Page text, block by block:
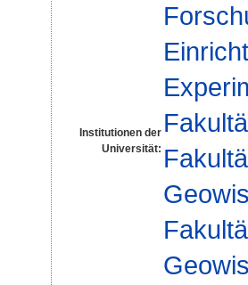
Institutionen der
Universität: